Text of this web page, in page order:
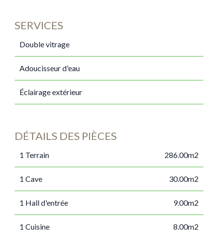
SERVICES
Double vitrage
Adoucisseur d'eau
Éclairage extérieur
DÉTAILS DES PIÈCES
1 Terrain 286.00m2
1 Cave 30.00m2
1 Hall d'entrée 9.00m2
1 Cuisine 8.00m2